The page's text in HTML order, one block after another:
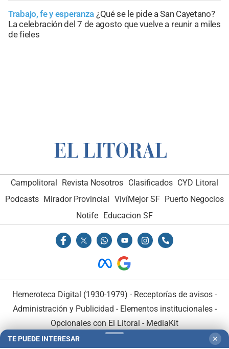
Trabajo, fe y esperanza ¿Qué se le pide a San Cayetano?
La celebración del 7 de agosto que vuelve a reunir a miles
de fieles
Campolitoral Revista Nosotros Clasificados CYD Litoral
Podcasts Mirador Provincial VivíMejor SF Puerto Negocios
Notife Educacion SF
Hemeroteca Digital (1930-1979) - Receptorías de avisos -
Administración y Publicidad - Elementos institucionales-
Opcionales con El Litoral - MediaKit
TE PUEDE INTERESAR ✕